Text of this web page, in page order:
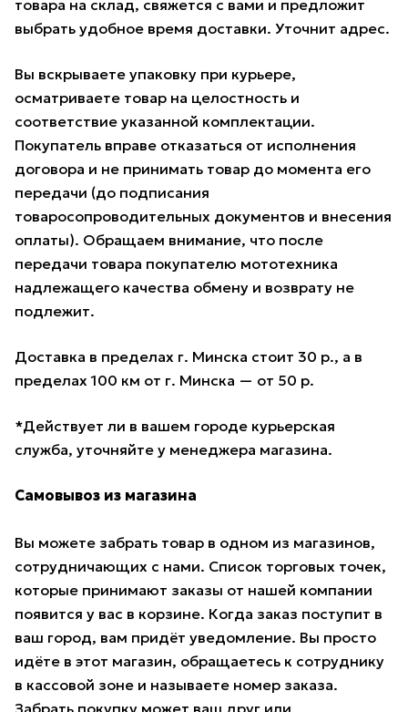
товара на склад, свяжется с вами и предложит
выбрать удобное время доставки. Уточнит адрес.
Вы вскрываете упаковку при курьере,
осматриваете товар на целостность и
соответствие указанной комплектации.
Покупатель вправе отказаться от исполнения
договора и не принимать товар до момента его
передачи (до подписания
товаросопроводительных документов и внесения
оплаты). Обращаем внимание, что после
передачи товара покупателю мототехника
надлежащего качества обмену и возврату не
подлежит.
Доставка в пределах г. Минска стоит 30 р., а в
пределах 100 км от г. Минска — от 50 р.
*Действует ли в вашем городе курьерская
служба, уточняйте у менеджера магазина.
Самовывоз из магазина
Вы можете забрать товар в одном из магазинов,
сотрудничающих с нами. Список торговых точек,
которые принимают заказы от нашей компании
появится у вас в корзине. Когда заказ поступит в
ваш город, вам придёт уведомление. Вы просто
идёте в этот магазин, обращаетесь к сотруднику
в кассовой зоне и называете номер заказа.